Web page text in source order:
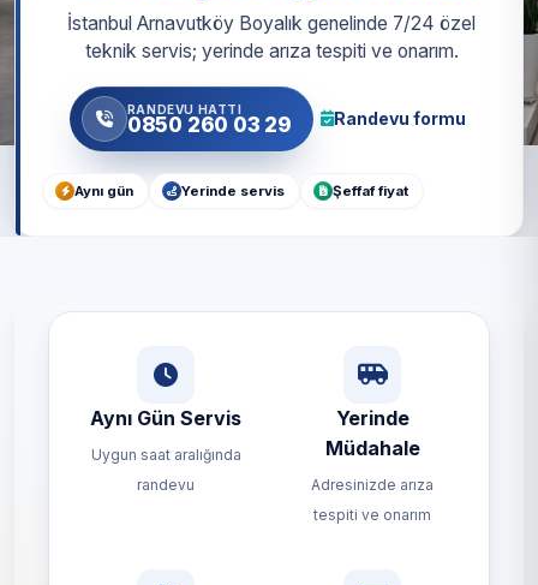
İstanbul Arnavutköy Boyalık genelinde 7/24 özel
teknik servis; yerinde arıza tespiti ve onarım.
RANDEVU HATTI
0850 260 03 29 Randevu formu
Aynı gün Yerinde servis Şeffaf fiyat
Aynı Gün Servis
Uygun saat aralığında
randevu
Yerinde
Müdahale
Adresinizde arıza
tespiti ve onarım